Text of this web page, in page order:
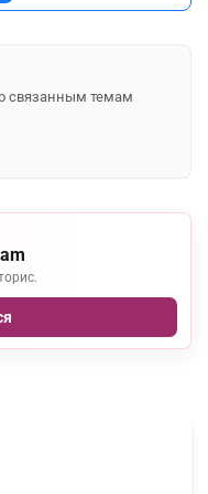
связанным темам